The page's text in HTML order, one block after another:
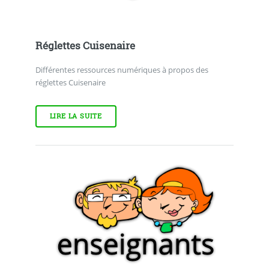
Réglettes Cuisenaire
Différentes ressources numériques à propos des
réglettes Cuisenaire
LIRE LA SUITE